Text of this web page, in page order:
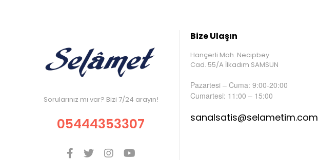
Sorularınız mı var? Bizi 7/24 arayın!
05444353307
Bize Ulaşın
Hançerli Mah. Necipbey
Cad. 55/A İlkadım SAMSUN
Pazartesi – Cuma: 9:00-20:00
Cumartesi: 11:00 – 15:00
sanalsatis@selametim.com